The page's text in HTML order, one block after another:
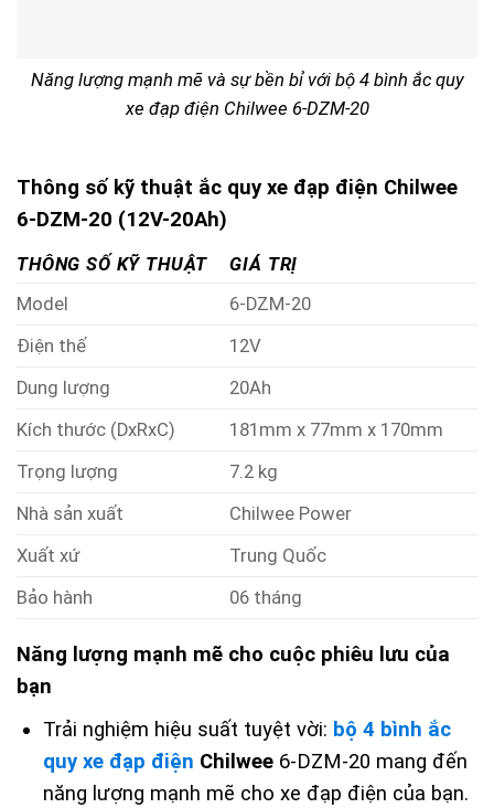
Năng lượng mạnh mẽ và sự bền bỉ với bộ 4 bình ắc quy
xe đạp điện Chilwee 6-DZM-20
Thông số kỹ thuật ắc quy xe đạp điện Chilwee
6-DZM-20 (12V-20Ah)
THÔNG SỐ KỸ THUẬT
GIÁ TRỊ
Model
6-DZM-20
Điện thế
12V
Dung lượng
20Ah
Kích thước (DxRxC)
181mm x 77mm x 170mm
Trọng lượng
7.2 kg
Nhà sản xuất
Chilwee Power
Xuất xứ
Trung Quốc
Bảo hành
06 tháng
Năng lượng mạnh mẽ cho cuộc phiêu lưu của
bạn
Trải nghiệm hiệu suất tuyệt vời: bộ 4 bình ắc
quy xe đạp điện Chilwee 6-DZM-20 mang đến
năng lượng mạnh mẽ cho xe đạp điện của bạn.